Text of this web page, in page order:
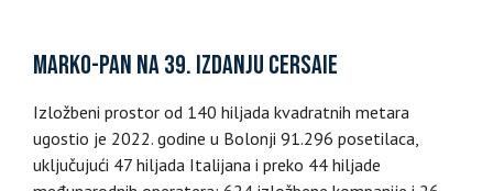
Marko-Pan na 39. izdanju Cersaie
Izložbeni prostor od 140 hiljada kvadratnih metara
ugostio je 2022. godine u Bolonji 91.296 posetilaca,
uključujući 47 hiljada Italijana i preko 44 hiljade